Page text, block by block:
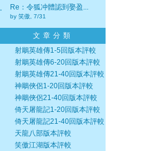
‧ Re：令狐冲體認到娶盈...
by 笑傲, 7/31
文章分類
射鵰英雄傳1-5回版本評較
射鵰英雄傳6-20回版本評較
射鵰英雄傳21-40回版本評較
神鵰俠侶1-20回版本評較
神鵰俠侶21-40回版本評較
倚天屠龍記1-20回版本評較
倚天屠龍記21-40回版本評較
天龍八部版本評較
笑傲江湖版本評較